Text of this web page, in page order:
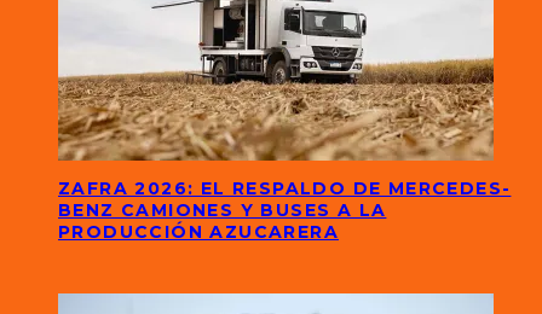
ZAFRA 2026: EL RESPALDO DE MERCEDES-
BENZ CAMIONES Y BUSES A LA
PRODUCCIÓN AZUCARERA